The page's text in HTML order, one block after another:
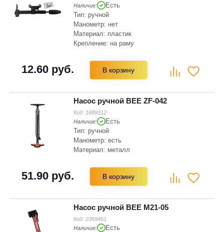
Наличие:
Есть
Тип: ручной
Манометр: нет
Материал: пластик
Крепление: на раму
12.60 руб. В корзину
Насос ручной BEE ZF-042
Код: 1689312
Наличие:
Есть
Тип: ручной
Манометр: есть
Материал: металл
51.90 руб. В корзину
Насос ручной BEE M21-05
Код: 2369461
Наличие:
Есть